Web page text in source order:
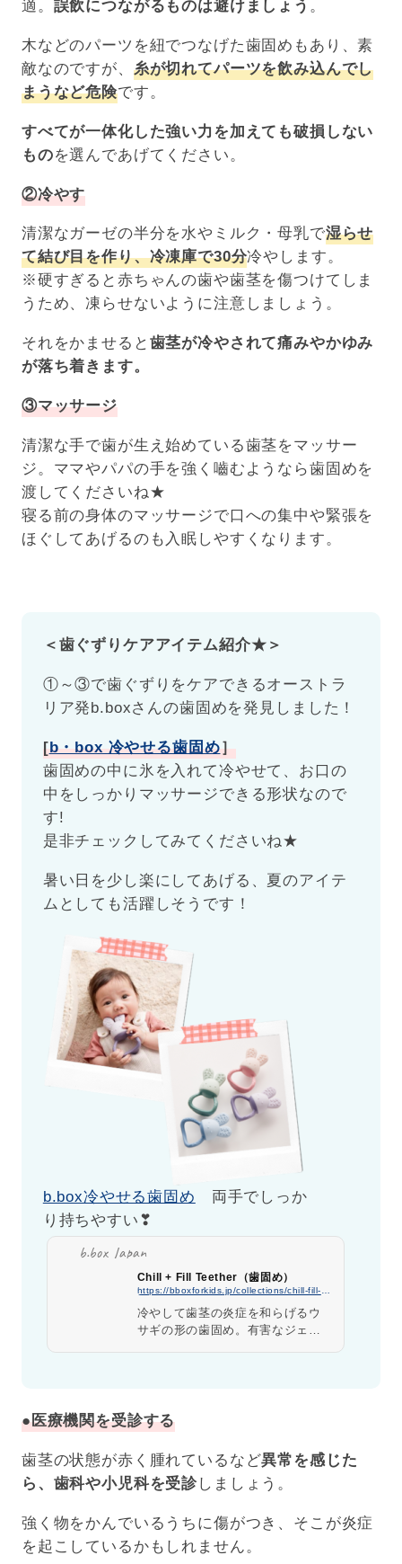
適。 誤飲につながるものは避けましょう 。
木などのパーツを紐でつなげた歯固めもあり、素
敵なのですが、 糸が切れてパーツを飲み込んでし
まうなど危険です。
すべてが一体化した強い力を加えても破損しない
ものを選んであげてください。
②冷やす
清潔なガーゼの半分を水やミルク・母乳で湿らせ
て結び目を作り、冷凍庫で30分冷やします。
※硬すぎると赤ちゃんの歯や歯茎を傷つけてしま
うため、凍らせないように注意しましょう。
それをかませると 歯茎が冷やされて痛みやかゆみ
が落ち着きます。
③マッサージ
清潔な手で歯が生え始めている歯茎をマッサー
ジ。ママやパパの手を強く嚙むようなら歯固めを
渡してくださいね★
寝る前の身体のマッサージで口への集中や緊張を
ほぐしてあげるのも入眠しやすくなります。
＜歯ぐずりケアアイテム紹介★＞
①～③で歯ぐずりをケアできるオーストラ
リア発b.boxさんの歯固めを発見しました！
[b・box 冷やせる歯固め］
歯固めの中に氷を入れて冷やせて、お口の
中をしっかりマッサージできる形状なので
す!
是非チェックしてみてくださいね★
暑い日を少し楽にしてあげる、夏のアイテ
ムとしても活躍しそうです！
b.box冷やせる歯固め 両手でしっか
り持ちやすい❣
b.box Japan
Chill + Fill Teether（歯固め）
冷やして歯茎の炎症を和らげるウ
サギの形の歯固め。有害なジェル
●医療機関を受診する
歯茎の状態が赤く腫れているなど異常を感じた
ら、歯科や小児科を受診しましょう。
強く物をかんでいるうちに傷がつき、そこが炎症
を起こしているかもしれません。